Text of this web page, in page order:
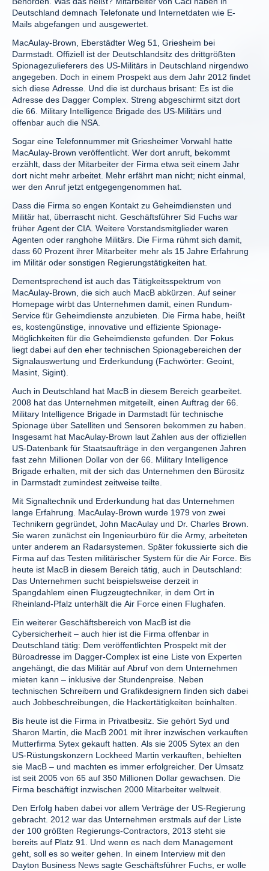
Deutschland demnach Telefonate und Internetdaten wie E-
Mails abgefangen und ausgewertet.
MacAulay-Brown, Eberstädter Weg 51, Griesheim bei
Darmstadt. Offiziell ist der Deutschlandsitz des drittgrößten
Spionagezulieferers des US-Militärs in Deutschland nirgendwo
angegeben. Doch in einem Prospekt aus dem Jahr 2012 findet
sich diese Adresse. Und die ist durchaus brisant: Es ist die
Adresse des Dagger Complex. Streng abgeschirmt sitzt dort
die 66. Military Intelligence Brigade des US-Militärs und
offenbar auch die NSA.
Sogar eine Telefonnummer mit Griesheimer Vorwahl hatte
MacAulay-Brown veröffentlicht. Wer dort anruft, bekommt
erzählt, dass der Mitarbeiter der Firma etwa seit einem Jahr
dort nicht mehr arbeitet. Mehr erfährt man nicht; nicht einmal,
wer den Anruf jetzt entgegengenommen hat.
Dass die Firma so engen Kontakt zu Geheimdiensten und
Militär hat, überrascht nicht. Geschäftsführer Sid Fuchs war
früher Agent der CIA. Weitere Vorstandsmitglieder waren
Agenten oder ranghohe Militärs. Die Firma rühmt sich damit,
dass 60 Prozent ihrer Mitarbeiter mehr als 15 Jahre Erfahrung
im Militär oder sonstigen Regierungstätigkeiten hat.
Dementsprechend ist auch das Tätigkeitsspektrum von
MacAulay-Brown, die sich auch MacB abkürzen. Auf seiner
Homepage wirbt das Unternehmen damit, einen Rundum-
Service für Geheimdienste anzubieten. Die Firma habe, heißt
es, kostengünstige, innovative und effiziente Spionage-
Möglichkeiten für die Geheimdienste gefunden. Der Fokus
liegt dabei auf den eher technischen Spionagebereichen der
Signalauswertung und Erderkundung (Fachwörter: Geoint,
Masint, Sigint).
Auch in Deutschland hat MacB in diesem Bereich gearbeitet.
2008 hat das Unternehmen mitgeteilt, einen Auftrag der 66.
Military Intelligence Brigade in Darmstadt für technische
Spionage über Satelliten und Sensoren bekommen zu haben.
Insgesamt hat MacAulay-Brown laut Zahlen aus der offiziellen
US-Datenbank für Staatsaufträge in den vergangenen Jahren
fast zehn Millionen Dollar von der 66. Military Intelligence
Brigade erhalten, mit der sich das Unternehmen den Bürositz
in Darmstadt zumindest zeitweise teilte.
Mit Signaltechnik und Erderkundung hat das Unternehmen
lange Erfahrung. MacAulay-Brown wurde 1979 von zwei
Technikern gegründet, John MacAulay und Dr. Charles Brown.
Sie waren zunächst ein Ingenieurbüro für die Army, arbeiteten
unter anderem an Radarsystemen. Später fokussierte sich die
Firma auf das Testen militärischer System für die Air Force. Bis
heute ist MacB in diesem Bereich tätig, auch in Deutschland:
Das Unternehmen sucht beispielsweise derzeit in
Spangdahlem einen Flugzeugtechniker, in dem Ort in
Rheinland-Pfalz unterhält die Air Force einen Flughafen.
Ein weiterer Geschäftsbereich von MacB ist die
Cybersicherheit – auch hier ist die Firma offenbar in
Deutschland tätig: Dem veröffentlichten Prospekt mit der
Büroadresse im Dagger-Complex ist eine Liste von Experten
angehängt, die das Militär auf Abruf von dem Unternehmen
mieten kann – inklusive der Stundenpreise. Neben
technischen Schreibern und Grafikdesignern finden sich dabei
auch Jobbeschreibungen, die Hackertätigkeiten beinhalten.
Bis heute ist die Firma in Privatbesitz. Sie gehört Syd und
Sharon Martin, die MacB 2001 mit ihrer inzwischen verkauften
Mutterfirma Sytex gekauft hatten. Als sie 2005 Sytex an den
US-Rüstungskonzern Lockheed Martin verkauften, behielten
sie MacB – und machten es immer erfolgreicher. Der Umsatz
ist seit 2005 von 65 auf 350 Millionen Dollar gewachsen. Die
Firma beschäftigt inzwischen 2000 Mitarbeiter weltweit.
Den Erfolg haben dabei vor allem Verträge der US-Regierung
gebracht. 2012 war das Unternehmen erstmals auf der Liste
der 100 größten Regierungs-Contractors, 2013 steht sie
bereits auf Platz 91. Und wenn es nach dem Management
geht, soll es so weiter gehen. In einem Interview mit den
Dayton Business News sagte Geschäftsführer Fuchs, er wolle